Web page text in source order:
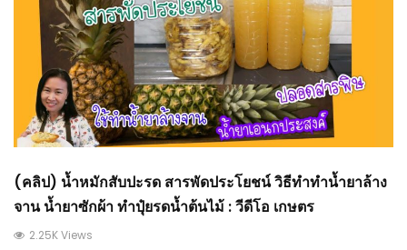
(คลิป) น้ำหมักสับปะรด สารพัดประโยชน์ วิธีทำทำน้ำยาล้าง
จาน น้ำยาซักผ้า ทำปุ๋ยรดน้ำต้นไม้ : วีดีโอ เกษตร
2.25K Views